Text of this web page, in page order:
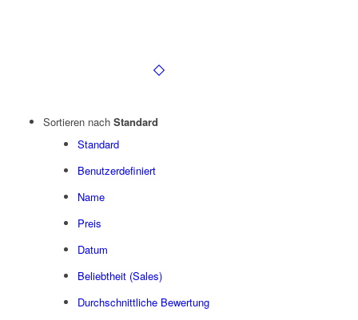
Sortieren nach Standard
Standard
Benutzerdefiniert
Name
Preis
Datum
Beliebtheit (Sales)
Durchschnittliche Bewertung